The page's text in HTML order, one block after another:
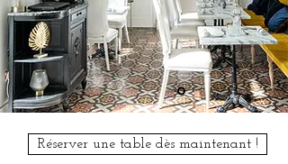
Réserver une table dès maintenant !